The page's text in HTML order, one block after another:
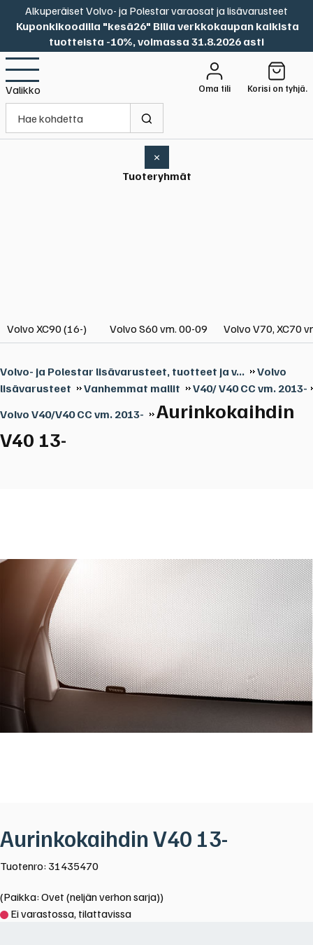
Alkuperäiset Volvo- ja Polestar varaosat ja lisävarusteet
Kuponkikoodilla "kesä26" Bilia verkkokaupan kaikista
tuotteista -10%, voimassa 31.8.2026 asti
Valikko Oma tili Korisi on tyhjä.
×
Tuoteryhmät
Volvo XC90 (16-) Volvo S60 vm. 00-09 Volvo V70, XC70
Volvo- ja Polestar lisävarusteet, tuotteet ja v...
Volvo
lisävarusteet
Vanhemmat mallit
V40/ V40 CC vm. 2013-
Volvo V40/V40 CC vm. 2013-
Aurinkokaihdin
V40 13-
Aurinkokaihdin V40 13-
Tuotenro: 31435470
(Paikka: Ovet (neljän verhon sarja))
Ei varastossa, tilattavissa